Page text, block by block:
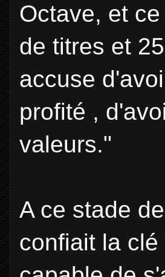
Octave, et
de titres et
accuse
profité ,
valeurs."
A ce stade
confiait la